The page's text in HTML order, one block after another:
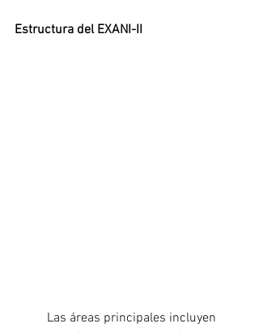
Estructura del EXANI-II